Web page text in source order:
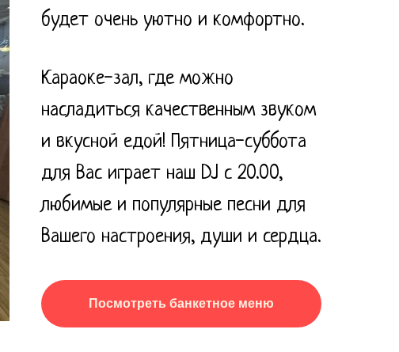
будет очень уютно и комфортно.
Караоке-зал, где можно
насладиться качественным звуком
и вкусной едой! Пятница-суббота
для Вас играет наш DJ с 20.00,
любимые и популярные песни для
Вашего настроения, души и сердца.
Посмотреть банкетное меню